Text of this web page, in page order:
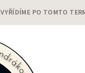
PO TOMTO